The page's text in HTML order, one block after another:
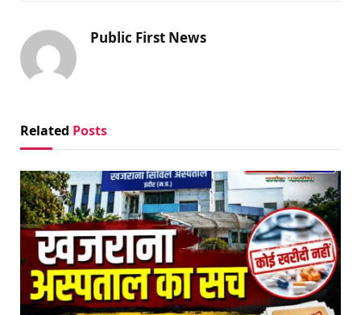
Public First News
Related Posts